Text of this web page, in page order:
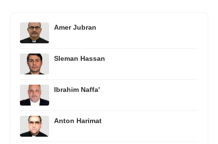
Amer Jubran
Sleman Hassan
Ibrahim Naffa'
Anton Harimat